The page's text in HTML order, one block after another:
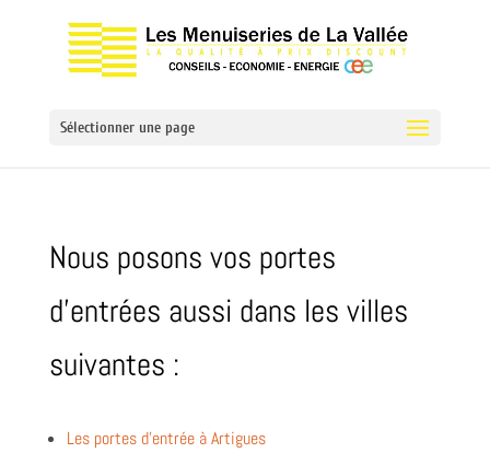
Sélectionner une page
Nous posons vos portes
d’entrées aussi dans les villes
suivantes :
Les portes d’entrée à Artigues